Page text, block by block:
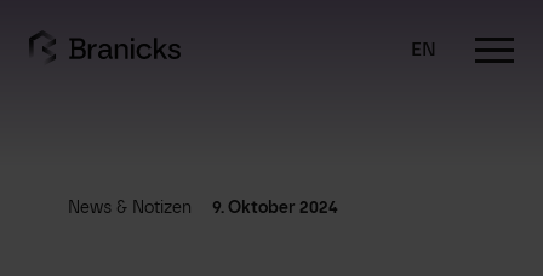
content
EN
News & Notizen 9. Oktober 2024